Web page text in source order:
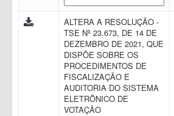
ALTERA A RESOLUÇÃO -
TSE Nº 23.673, DE 14 DE
DEZEMBRO DE 2021, QUE
DISPÕE SOBRE OS
PROCEDIMENTOS DE
FISCALIZAÇÃO E
AUDITORIA DO SISTEMA
ELETRÔNICO DE
VOTAÇÃO